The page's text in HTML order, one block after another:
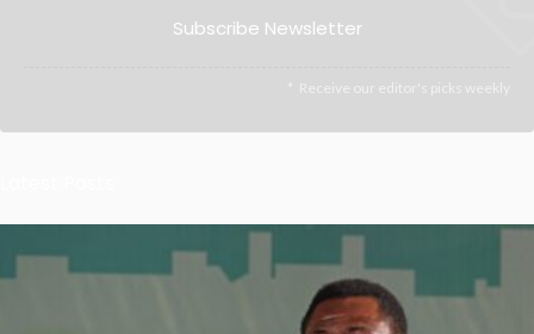
Subscribe Newsletter
Receive our editor's picks weekly